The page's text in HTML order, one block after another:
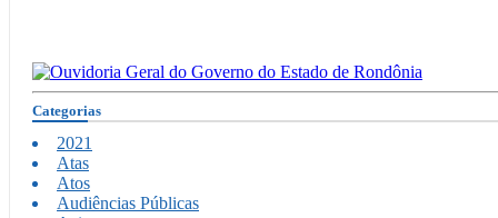
Categorias
2021
Atas
Atos
Audiências Públicas